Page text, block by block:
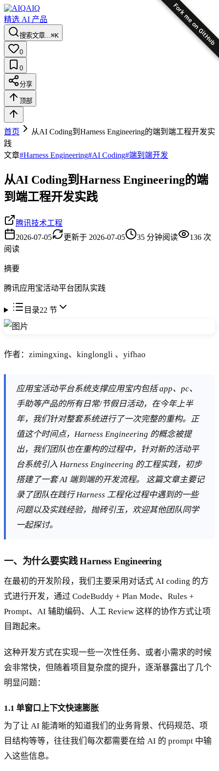
Fork me on GitHub
AIQ
精选 AI 产品
搜索文章...⌘K
0
0
分享
顶部
首页
从AI Coding到Harness Engineering的端到端工程开发实
践
文章#Harness Engineering#AI Coding#端到端开发
从AI Coding到Harness Engineering的端
到端工程开发实践
腾讯技术工程
2026-07-05
更新于 2026-07-05 35 分钟阅读 136 次
阅读
摘要
腾讯应用宝活动平台团队实践
目录22 节
作者：zimingxing、kinglongli 、yifhao
应用宝活动平台系统支撑应用宝内包括 app、pc、
手助等产品的所有日常/节假日活动，在今年上半
年，我们针对整套系统进行了一次完整的重构。正
值这个时间点，Harness Engineering 的概念被提
出，我们团队也在重构的过程中，针对新的活动平
台系统引入 Harness Engineering 的工程实践，初步
搭建了一套 AI 端到端的开发流程。 这篇文章主要记
录了团队在践行 Harness 工程化过程中遇到的一些
问题以及实践经验，抛砖引玉，欢迎其他团队同学
一起探讨。
一、为什么要实践 Harness Engineering
在最初的开发阶段，我们主要采用对话式 AI coding 的方
式进行开发，通过 CodeBuddy + Plan Mode、Rules +
Prompt、AI 辅助编码、人工 Review 这样的协作方式让项
目跑起来。
这种开发方式在实现一些一次性任务、或者小需求的时候
会非常快，但随着项目复杂度的提升，逐渐暴露出了几个
明显问题：
1.1 单窗口上下文快速膨胀
为了让 AI 能清晰的知道我们的业务背景、代码规范、项
目结构等等，往往我们每次都需要在给 AI 的 prompt 中输
入这些信息。